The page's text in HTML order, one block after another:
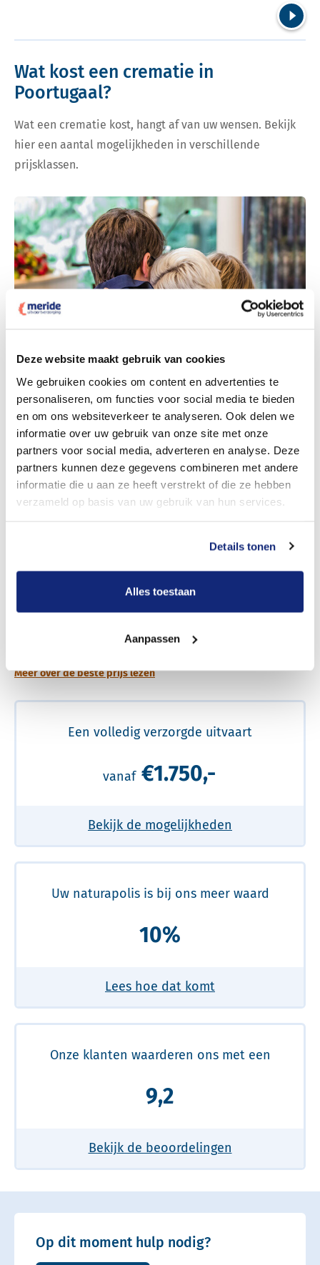
Deze website maakt gebruik van cookies
We gebruiken cookies om content en advertenties te
personaliseren, om functies voor social media te bieden
en om ons websiteverkeer te analyseren. Ook delen we
informatie over uw gebruik van onze site met onze
partners voor social media, adverteren en analyse. Deze
partners kunnen deze gegevens combineren met andere
informatie die u aan ze heeft verstrekt of die ze hebben
verzameld op basis van uw gebruik van hun services.
Details tonen
Alles toestaan
Aanpassen
Wat kost een crematie in
Poortugaal?
Wat een crematie kost, hangt af van uw wensen. Bekijk
hier een aantal mogelijkheden in verschillende
prijsklassen.
Dit kost een crematie
Bekijk tarieven voor crematie
Bekijk tarieven voor begrafenis
Meer over de beste prijs lezen
Een volledig verzorgde uitvaart
vanaf €1.750,-
Bekijk de mogelijkheden
Uw naturapolis is bij ons meer waard
10%
Lees hoe dat komt
Onze klanten waarderen ons met een
9,2
Bekijk de beoordelingen
Op dit moment hulp nodig?